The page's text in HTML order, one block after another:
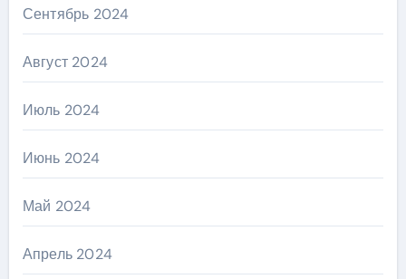
Сентябрь 2024
Август 2024
Июль 2024
Июнь 2024
Май 2024
Апрель 2024